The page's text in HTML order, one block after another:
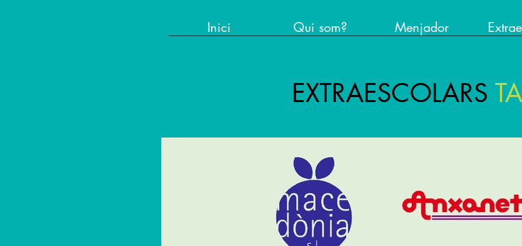
Inici Qui som? Menjador
EXTRAESCOLARS